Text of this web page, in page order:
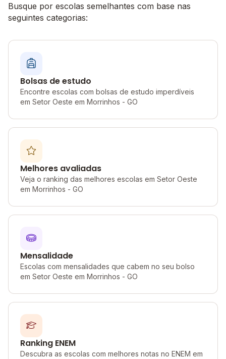
Busque por escolas semelhantes com base nas
seguintes categorias:
Bolsas de estudo
Encontre escolas com bolsas de estudo imperdíveis
em Setor Oeste em Morrinhos - GO
Melhores avaliadas
Veja o ranking das melhores escolas em Setor Oeste
em Morrinhos - GO
Mensalidade
Escolas com mensalidades que cabem no seu bolso
em Setor Oeste em Morrinhos - GO
Ranking ENEM
Descubra as escolas com melhores notas no ENEM em